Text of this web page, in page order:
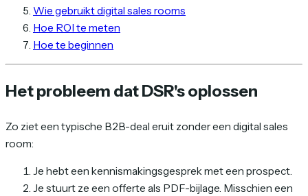
Wie gebruikt digital sales rooms
Hoe ROI te meten
Hoe te beginnen
Het probleem dat DSR's oplossen
Zo ziet een typische B2B-deal eruit zonder een digital sales
room:
Je hebt een kennismakingsgesprek met een prospect.
Je stuurt ze een offerte als PDF-bijlage. Misschien een